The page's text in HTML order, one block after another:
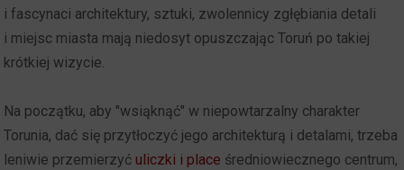
i fascynaci architektury, sztuki, zwolennicy zgłębiania detali
i miejsc miasta mają niedosyt opuszczając Toruń po takiej
krótkiej wizycie.
Na początku, aby "wsiąknąć" w niepowtarzalny charakter
Torunia, dać się przytłoczyć jego architekturą i detalami, trzeba
leniwie przemierzyć uliczki i place średniowiecznego centrum,